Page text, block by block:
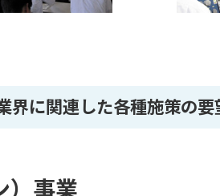
界に関連した各種施策の要
）事業